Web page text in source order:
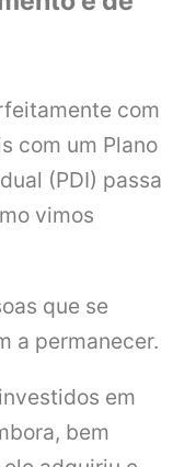
com
com um Plano
(PDI) passa
vimos
que se
a permanecer.
em
bem